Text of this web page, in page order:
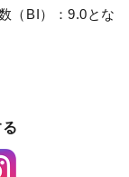
（BI）：9.0とな